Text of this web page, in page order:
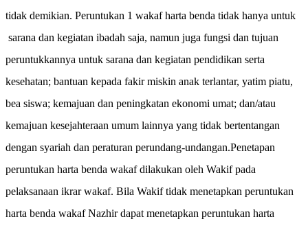
tidak demikian. Peruntukan 1 wakaf harta benda tidak hanya untuk
sarana dan kegiatan ibadah saja, namun juga fungsi dan tujuan
peruntukkannya untuk sarana dan kegiatan pendidikan serta
kesehatan; bantuan kepada fakir miskin anak terlantar, yatim piatu,
bea siswa; kemajuan dan peningkatan ekonomi umat; dan/atau
kemajuan kesejahteraan umum lainnya yang tidak bertentangan
dengan syariah dan peraturan perundang-undangan.Penetapan
peruntukan harta benda wakaf dilakukan oleh Wakif pada
pelaksanaan ikrar wakaf. Bila Wakif tidak menetapkan peruntukan
harta benda wakaf Nazhir dapat menetapkan peruntukan harta